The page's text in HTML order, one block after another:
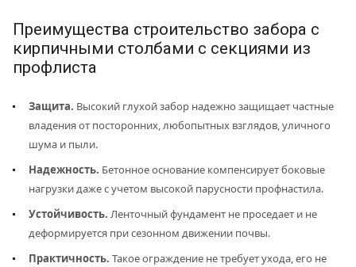
Преимущества строительство забора с
кирпичными столбами с секциями из
профлиста
Защита. Высокий глухой забор надежно защищает частные
владения от посторонних, любопытных взглядов, уличного
шума и пыли.
Надежность. Бетонное основание компенсирует боковые
нагрузки даже с учетом высокой парусности профнастила.
Устойчивость. Ленточный фундамент не проседает и не
деформируется при сезонном движении почвы.
Практичность. Такое ограждение не требует ухода, его не